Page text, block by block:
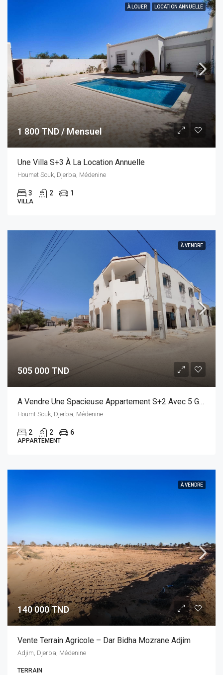
À LOUER LOCATION ANNUELLE
1 800 TND / Mensuel
Une Villa S+3 À La Location Annuelle
Houmet Souk, Djerba, Médenine
3 2 1
VILLA
À VENDRE
505 000 TND
A Vendre Une Spacieuse Appartement S+2 Avec 5 Garages En RDC.
Houmt Souk, Djerba, Médenine
2 2 6
APPARTEMENT
À VENDRE
140 000 TND
Vente Terrain Agricole – Dar Bidha Mozrane Adjim
Adjim, Djerba, Médenine
TERRAIN